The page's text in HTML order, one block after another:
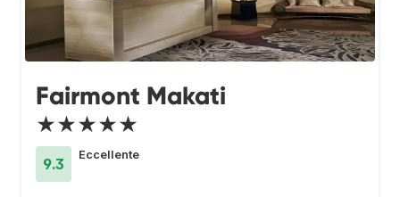
Fairmont Makati
★★★★★
9.3
Eccellente